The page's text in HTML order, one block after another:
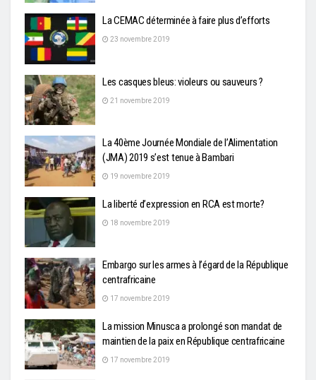
La CEMAC déterminée à faire plus d’efforts
23 novembre 2019
Les casques bleus: violeurs ou sauveurs ?
21 novembre 2019
La 40ème Journée Mondiale de l’Alimentation
(JMA) 2019 s’est tenue à Bambari
19 novembre 2019
La liberté d’expression en RCA est morte?
18 novembre 2019
Embargo sur les armes à l’égard de la République
centrafricaine
17 novembre 2019
La mission Minusca a prolongé son mandat de
maintien de la paix en République centrafricaine
17 novembre 2019